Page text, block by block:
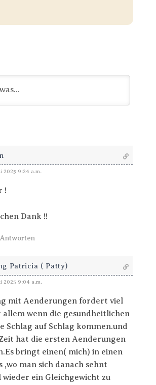
2025 9:24 a.m.
!
Dank !!
Antworten
Patricia ( Patty)
2025 9:04 a.m.
mit Aenderungen fordert viel
allem wenn die gesundheitlichen
Schlag auf Schlag kommen.und
hat die ersten Aenderungen
bringt einen( mich) in einen
,wo man sich danach sehnt
wieder ein Gleichgewicht zu